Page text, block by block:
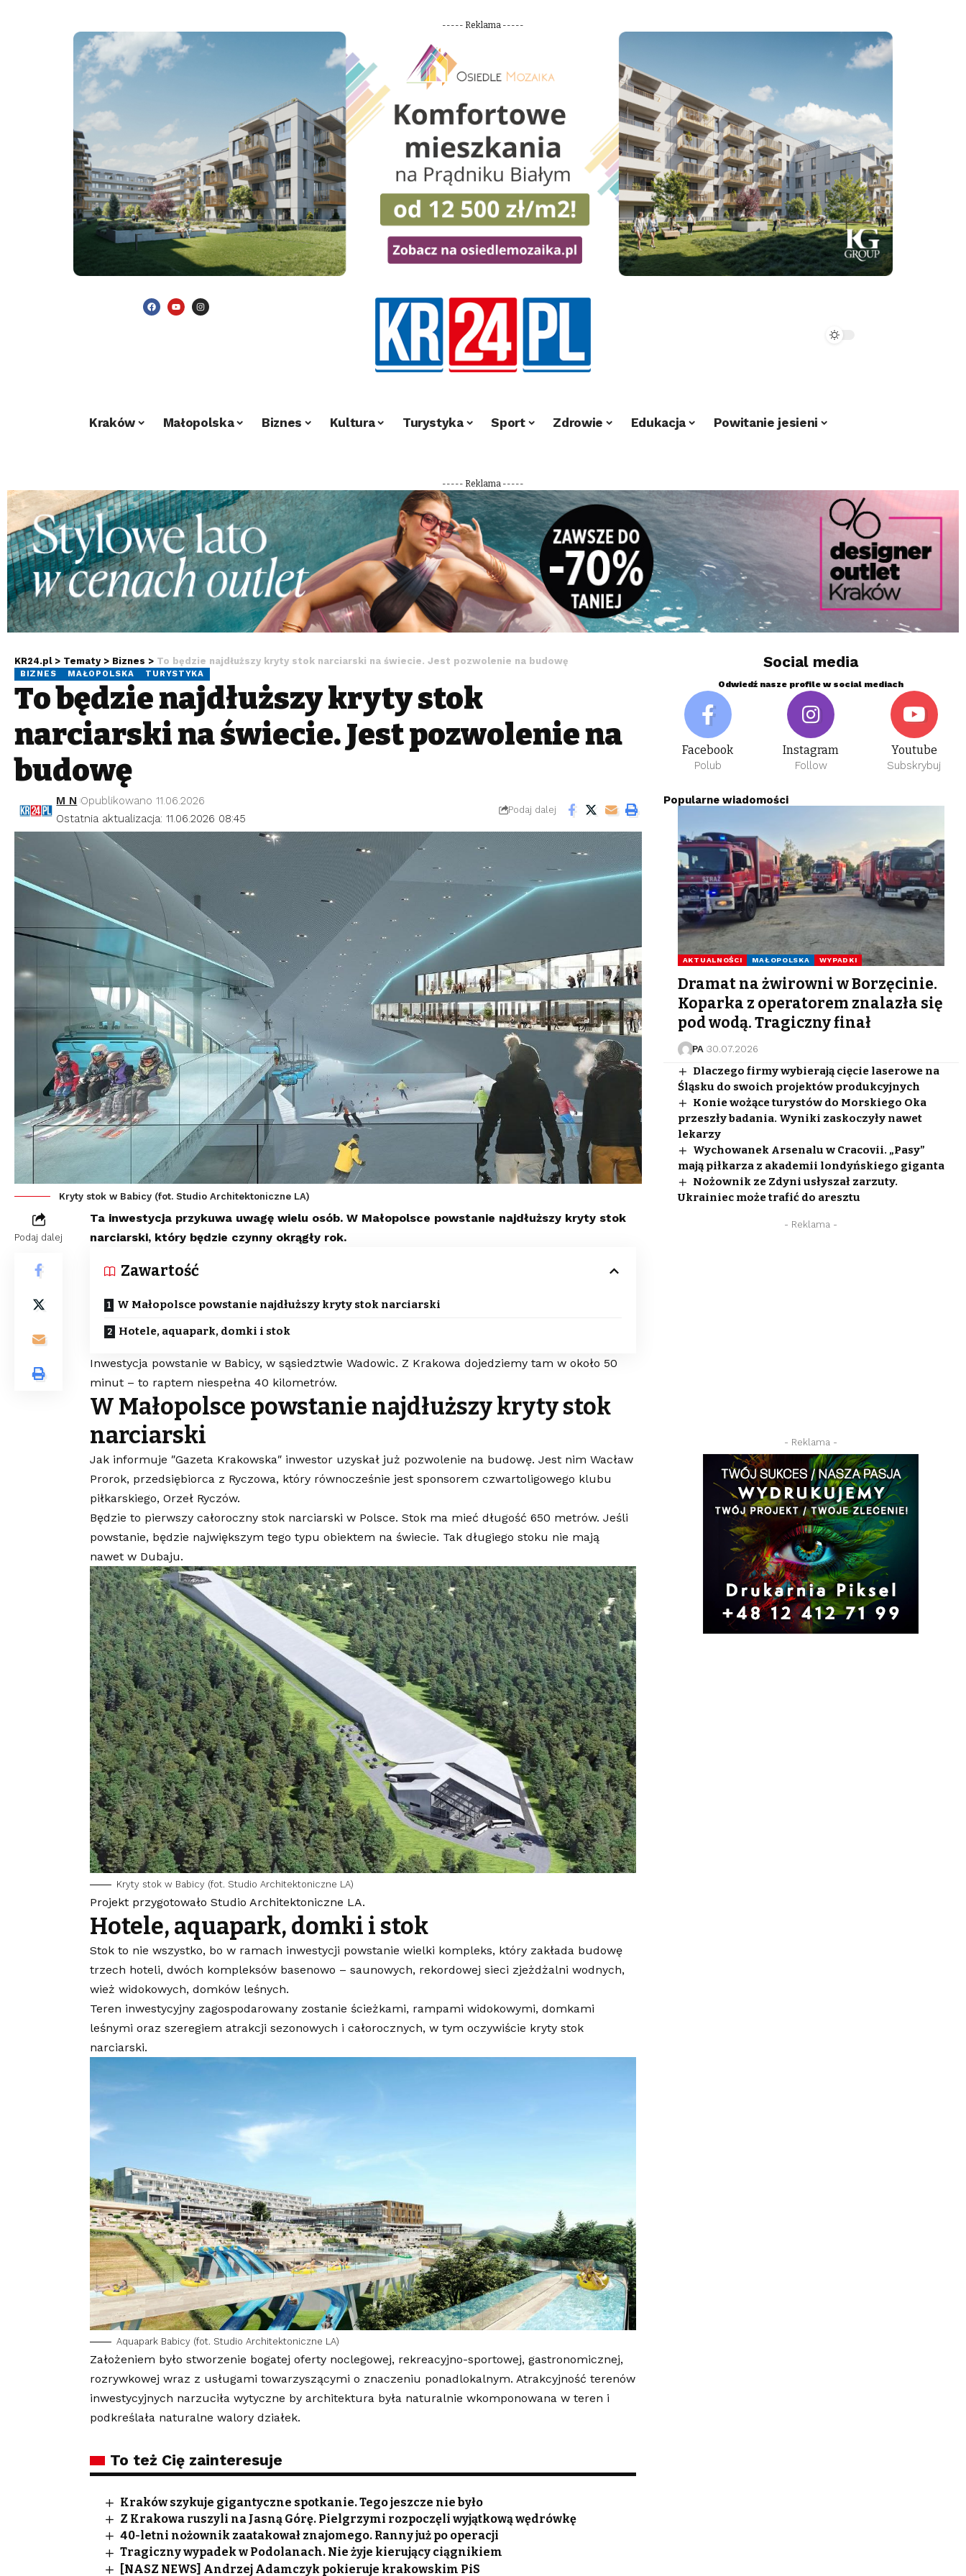
----- Reklama -----
Kraków Małopolska Biznes Kultura Turystyka Sport Zdrowie Edukacja Powitanie jesieni
----- Reklama -----
KR24.pl> Tematy> Biznes > To będzie najdłuższy kryty stok narciarski na świecie. Jest pozwolenie na budowę
BIZNES MAŁOPOLSKA TURYSTYKA
To będzie najdłuższy kryty stok
narciarski na świecie. Jest pozwolenie na
budowę
Ostatnia aktualizacja: 11.06.2026 08:45
M N Opublikowano 11.06.2026
Podaj dalej
Kryty stok w Babicy (fot. Studio Architektoniczne LA)
Podaj dalej
Ta inwestycja przykuwa uwagę wielu osób. W Małopolsce powstanie najdłuższy kryty stok
narciarski, który będzie czynny okrągły rok.
Zawartość
W Małopolsce powstanie najdłuższy kryty stok narciarski
Hotele, aquapark, domki i stok
Inwestycja powstanie w Babicy, w sąsiedztwie Wadowic. Z Krakowa dojedziemy tam w około 50
minut – to raptem niespełna 40 kilometrów.
W Małopolsce powstanie najdłuższy kryty stok
narciarski
Jak informuje ″Gazeta Krakowska″ inwestor uzyskał już pozwolenie na budowę. Jest nim Wacław
Prorok, przedsiębiorca z Ryczowa, który równocześnie jest sponsorem czwartoligowego klubu
piłkarskiego, Orzeł Ryczów.
Będzie to pierwszy całoroczny stok narciarski w Polsce. Stok ma mieć długość 650 metrów. Jeśli
powstanie, będzie największym tego typu obiektem na świecie. Tak długiego stoku nie mają
nawet w Dubaju.
Kryty stok w Babicy (fot. Studio Architektoniczne LA)
Projekt przygotowało Studio Architektoniczne LA.
Hotele, aquapark, domki i stok
Stok to nie wszystko, bo w ramach inwestycji powstanie wielki kompleks, który zakłada budowę
trzech hoteli, dwóch kompleksów basenowo – saunowych, rekordowej sieci zjeżdżalni wodnych,
wież widokowych, domków leśnych.
Teren inwestycyjny zagospodarowany zostanie ścieżkami, rampami widokowymi, domkami
leśnymi oraz szeregiem atrakcji sezonowych i całorocznych, w tym oczywiście kryty stok
narciarski.
Aquapark Babicy (fot. Studio Architektoniczne LA)
Założeniem było stworzenie bogatej oferty noclegowej, rekreacyjno-sportowej, gastronomicznej,
rozrywkowej wraz z usługami towarzyszącymi o znaczeniu ponadlokalnym. Atrakcyjność terenów
inwestycyjnych narzuciła wytyczne by architektura była naturalnie wkomponowana w teren i
podkreślała naturalne walory działek.
To też Cię zainteresuje
Kraków szykuje gigantyczne spotkanie. Tego jeszcze nie było
Z Krakowa ruszyli na Jasną Górę. Pielgrzymi rozpoczęli wyjątkową wędrówkę
40-letni nożownik zaatakował znajomego. Ranny już po operacji
Tragiczny wypadek w Podolanach. Nie żyje kierujący ciągnikiem
[NASZ NEWS] Andrzej Adamczyk pokieruje krakowskim PiS
Social media
Odwiedź nasze profile w social mediach
Facebook
Polub
Instagram
Follow
Youtube
Subskrybuj
Popularne wiadomości
AKTUALNOŚCI MAŁOPOLSKA WYPADKI
Dramat na żwirowni w Borzęcinie.
Koparka z operatorem znalazła się
pod wodą. Tragiczny finał
PA 30.07.2026
Dlaczego firmy wybierają cięcie laserowe na
Śląsku do swoich projektów produkcyjnych
Konie wożące turystów do Morskiego Oka
przeszły badania. Wyniki zaskoczyły nawet
lekarzy
Wychowanek Arsenalu w Cracovii. „Pasy”
mają piłkarza z akademii londyńskiego giganta
Nożownik ze Zdyni usłyszał zarzuty.
Ukrainiec może trafić do aresztu
- Reklama -
- Reklama -